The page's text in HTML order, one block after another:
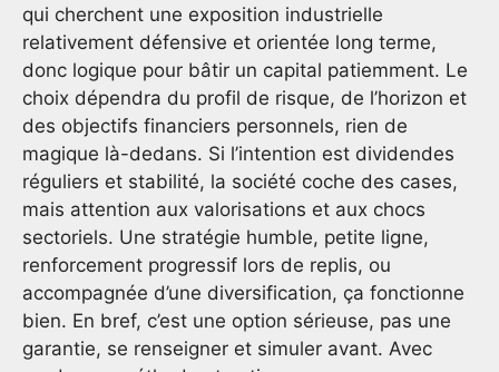
qui cherchent une exposition industrielle
relativement défensive et orientée long terme,
donc logique pour bâtir un capital patiemment. Le
choix dépendra du profil de risque, de l’horizon et
des objectifs financiers personnels, rien de
magique là-dedans. Si l’intention est dividendes
réguliers et stabilité, la société coche des cases,
mais attention aux valorisations et aux chocs
sectoriels. Une stratégie humble, petite ligne,
renforcement progressif lors de replis, ou
accompagnée d’une diversification, ça fonctionne
bien. En bref, c’est une option sérieuse, pas une
garantie, se renseigner et simuler avant. Avec